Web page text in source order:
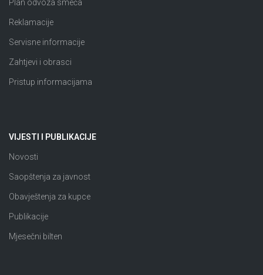
Plan odvoza smeća
Reklamacije
Servisne informacije
Zahtjevi i obrasci
Pristup informacijama
VIJESTI I PUBLIKACIJE
Novosti
Saopštenja za javnost
Obavještenja za kupce
Publikacije
Mjesečni bilten